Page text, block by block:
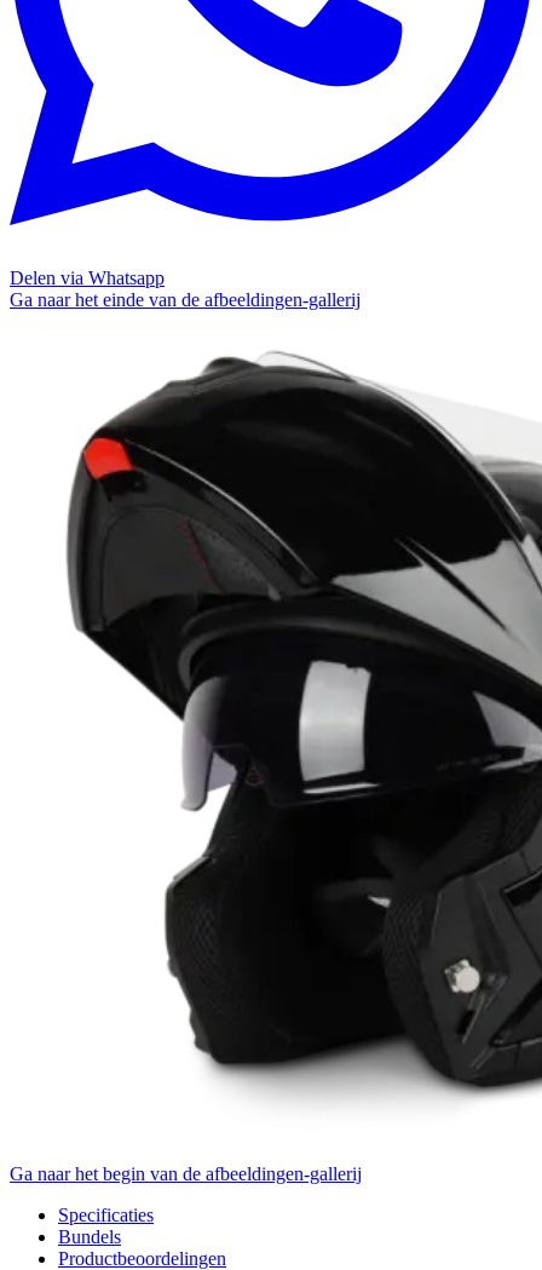
Delen via Whatsapp
Ga naar het einde van de afbeeldingen-gallerij
Ga naar het begin van de afbeeldingen-gallerij
Specificaties
Bundels
Productbeoordelingen